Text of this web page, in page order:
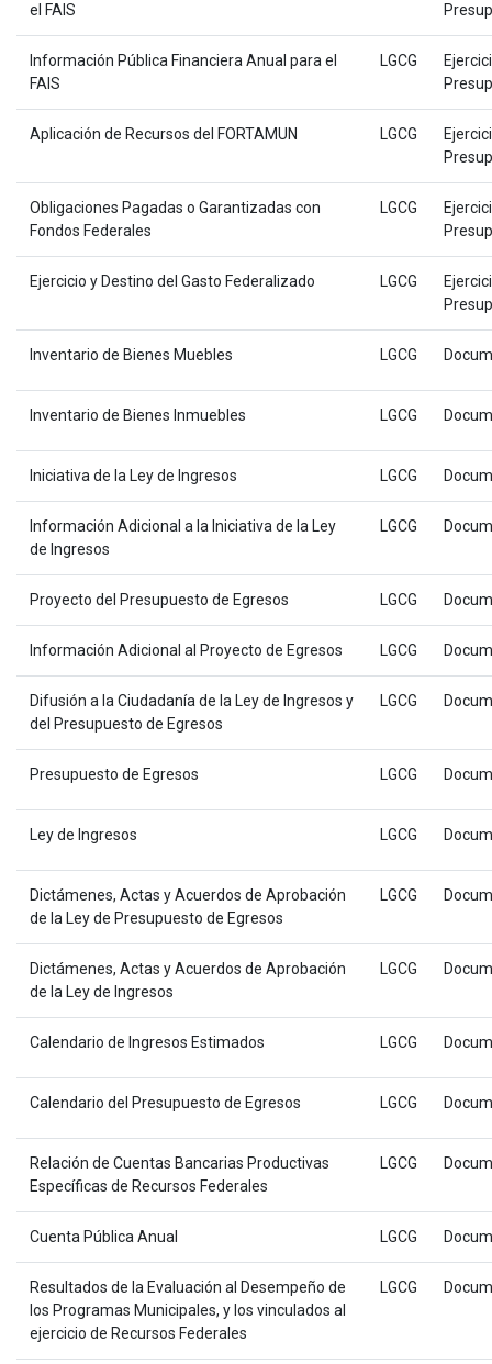
el FAIS
Información Pública Financiera Anual para el
FAIS
LGCG
Aplicación de Recursos del FORTAMUN LGCG
Obligaciones Pagadas o Garantizadas con
Fondos Federales
LGCG
Ejercicio y Destino del Gasto Federalizado LGCG
Inventario de Bienes Muebles LGCG
Inventario de Bienes Inmuebles LGCG
Iniciativa de la Ley de Ingresos LGCG
Información Adicional a la Iniciativa de la Ley
de Ingresos
LGCG
Proyecto del Presupuesto de Egresos LGCG
Información Adicional al Proyecto de Egresos LGCG
Difusión a la Ciudadanía de la Ley de Ingresos y
del Presupuesto de Egresos
LGCG
Presupuesto de Egresos LGCG
Ley de Ingresos LGCG
Dictámenes, Actas y Acuerdos de Aprobación
de la Ley de Presupuesto de Egresos
LGCG
Dictámenes, Actas y Acuerdos de Aprobación
de la Ley de Ingresos
LGCG
Calendario de Ingresos Estimados LGCG
Calendario del Presupuesto de Egresos LGCG
Relación de Cuentas Bancarias Productivas
Específicas de Recursos Federales
LGCG
Cuenta Pública Anual LGCG
Resultados de la Evaluación al Desempeño de
los Programas Municipales, y los vinculados al
ejercicio de Recursos Federales
LGCG